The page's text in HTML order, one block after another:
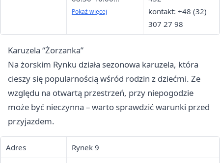
nieczynne
piątek: 10:30-
sobota: 09:00-
15:00
Pokaż więcej
kontakt: +48 (32)
307 27 98
Karuzela “Żorzanka”
Na żorskim Rynku działa sezonowa karuzela, która
cieszy się popularnością wśród rodzin z dziećmi. Ze
względu na otwartą przestrzeń, przy niepogodzie
może być nieczynna – warto sprawdzić warunki przed
przyjazdem.
Adres Rynek 9